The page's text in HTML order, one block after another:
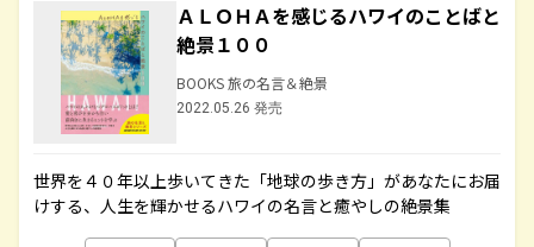
ＡＬＯＨＡを感じるハワイのことばと
絶景１００
BOOKS 旅の名言＆絶景
2022.05.26 発売
世界を４０年以上歩いてきた「地球の歩き方」があなたにお届
けする、人生を輝かせるハワイの名言と癒やしの絶景集